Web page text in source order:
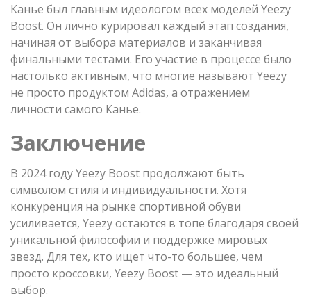
Канье был главным идеологом всех моделей Yeezy
Boost. Он лично курировал каждый этап создания,
начиная от выбора материалов и заканчивая
финальными тестами. Его участие в процессе было
настолько активным, что многие называют Yeezy
не просто продуктом Adidas, а отражением
личности самого Канье.
Заключение
В 2024 году Yeezy Boost продолжают быть
символом стиля и индивидуальности. Хотя
конкуренция на рынке спортивной обуви
усиливается, Yeezy остаются в топе благодаря своей
уникальной философии и поддержке мировых
звезд. Для тех, кто ищет что-то большее, чем
просто кроссовки, Yeezy Boost — это идеальный
выбор.